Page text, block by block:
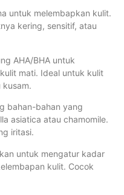
untuk melembapkan kulit.
kering, sensitif, atau
AHA/BHA untuk
mati. Ideal untuk kulit
kusam.
bahan-bahan yang
asiatica atau chamomile.
iritasi.
untuk mengatur kadar
kulit. Cocok